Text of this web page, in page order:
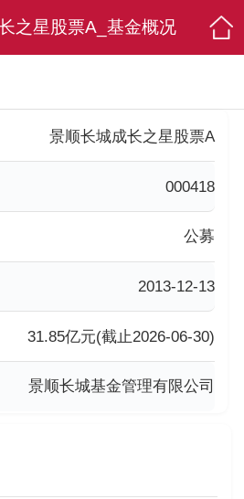
之星股票A_基金概况
景顺长城成长之星股票A
000418
公募
2013-12-13
31.85亿元(截止2026-06-30)
景顺长城基金管理有限公司